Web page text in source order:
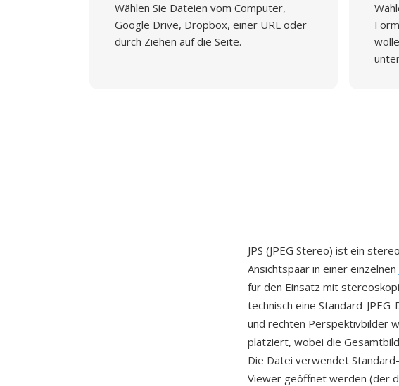
Wählen Sie Dateien vom Computer,
Google Drive, Dropbox, einer URL oder
durch Ziehen auf die Seite.
JPS (JPEG Stereo) ist ein
Ansichtspaar in einer einzelnen
für den Einsatz mit
technisch eine Standard-
und rechten Perspektivbilder
platziert, wobei die
Die Datei verwendet
Viewer geöffnet werden (der